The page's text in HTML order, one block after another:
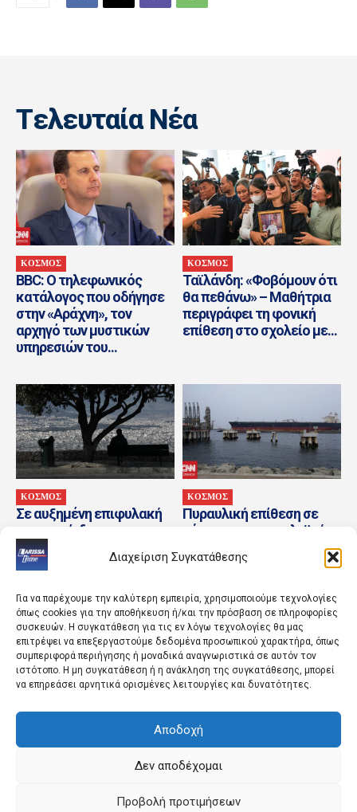
Διαχείριση Συγκατάθεσης
Για να παρέχουμε την καλύτερη εμπειρία, χρησιμοποιούμε τεχνολογίες
όπως cookies για την αποθήκευση ή/και την πρόσβαση σε πληροφορίες
συσκευών. Η συγκατάθεση για τις εν λόγω τεχνολογίες θα μας
επιτρέψει να επεξεργαστούμε δεδομένα προσωπικού χαρακτήρα, όπως
συμπεριφορά περιήγησης ή μοναδικά αναγνωριστικά σε αυτόν τον
ιστότοπο. Η μη συγκατάθεση ή η ανάκληση της συγκατάθεσης, μπορεί
να επηρεάσει αρνητικά ορισμένες λειτουργίες και δυνατότητες.
Αποδοχή
Δεν αποδέχομαι
Προβολή προτιμήσεων
Tελευταία Nέα
ΚΟΣΜΟΣ
BBC: Ο τηλεφωνικός
κατάλογος που οδήγησε
στην «Αράχνη», τον
αρχηγό των μυστικών
υπηρεσιών του...
ΚΟΣΜΟΣ
Ταϊλάνδη: «Φοβόμουν ότι
θα πεθάνω» – Μαθήτρια
περιγράφει τη φονική
επίθεση στο σχολείο με...
ΚΟΣΜΟΣ
Σε αυξημένη επιφυλακή
για τον κίνδυνο
πυρκαγιάς – Κλείνει ο
Λόφος Φινόπουλου
ΚΟΣΜΟΣ
Πυραυλική επίθεση σε
τάνκερ της πετρελαϊκής
Στενά του Ορμούζ
ΠΟΛΙΤΙΚΗ
Η άγνωστη επιστολή του
’13 για τα υποβρύχια
ΚΟΣΜΟΣ
Κόσοβο: Βουλευτής της
αντιπολίτευσης πετάει
αυγά στον αναπληρωτή
Κούρτι